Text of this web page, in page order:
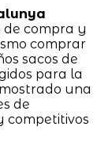
compra y
comprar
sacos de
para la
una
de
competitivos